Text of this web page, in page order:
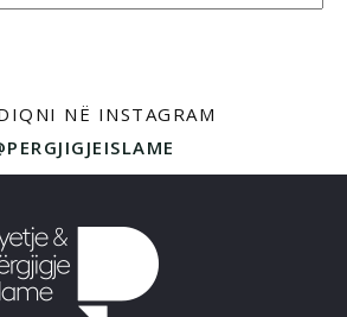
NË INSTAGRAM